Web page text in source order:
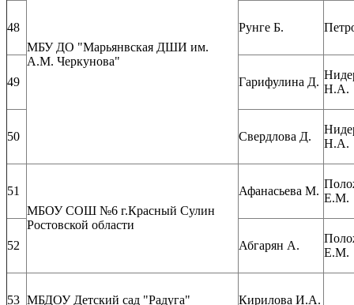
МБУ ДО "Марьянвская ДШИ им.
А.М. Черкунова"
48 Рунге Б.
49 Гарифулина Д.
Н.А.
50 Свердлова Д.
Н.А.
51
МБОУ СОШ №6 г.Красный Сулин
Ростовской области
Афанасьева М.
Е.М.
52 Абгарян А.
Е.М.
53 МБДОУ Детский сад "Радуга" Кирилова И.А.